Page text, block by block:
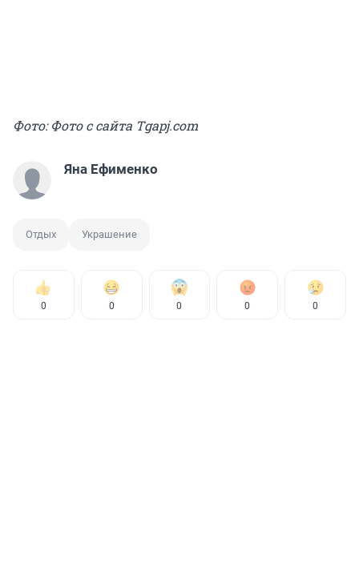
Фото: Фото с сайта Тgapj.com
Яна Ефименко
Отдых Украшение
0 0 0 0 0